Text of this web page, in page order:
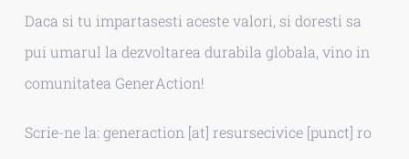
Daca si tu impartasesti aceste valori, si doresti sa
pui umarul la dezvoltarea durabila globala, vino in
comunitatea GenerAction!
Scrie-ne la: generaction [at] resursecivice [punct] ro